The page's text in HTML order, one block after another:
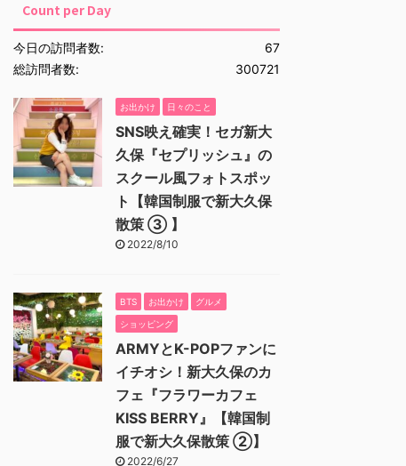
Count per Day
67
今日の訪問者数:
300721
総訪問者数:
お出かけ 日々のこと
SNS映え確実！セガ新大
久保『セプリッシュ』の
スクール風フォトスポッ
ト【韓国制服で新大久保
散策 ③ 】
2022/8/10
BTS お出かけ グルメ
ショッピング
ARMYとK-POPファンに
イチオシ！新大久保のカ
フェ『フラワーカフェ
KISS BERRY』【韓国制
服で新大久保散策 ②】
2022/6/27